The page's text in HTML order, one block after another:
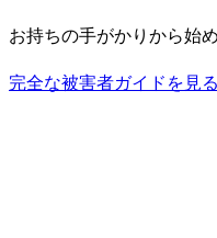
お持ちの手がかりから始
完全な被害者ガイドを見る